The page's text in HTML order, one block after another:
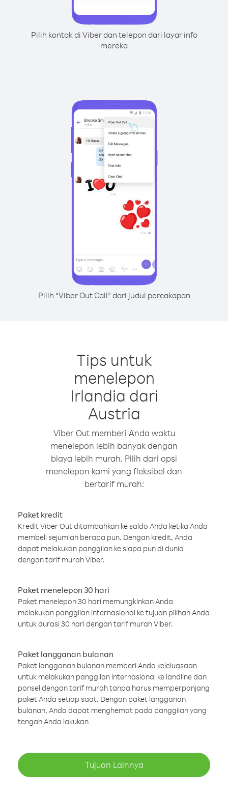
Pilih kontak di Viber dan telepon dari layar info
mereka
Pilih “Viber Out Call” dari judul percakapan
Tips untuk
menelepon
Irlandia dari
Austria
Viber Out memberi Anda waktu
menelepon lebih banyak dengan
biaya lebih murah. Pilih dari opsi
menelepon kami yang fleksibel dan
bertarif murah:
Paket kredit
Kredit Viber Out ditambahkan ke saldo Anda ketika Anda
membeli sejumlah berapa pun. Dengan kredit, Anda
dapat melakukan panggilan ke siapa pun di dunia
dengan tarif murah Viber.
Paket menelepon 30 hari
Paket menelepon 30 hari memungkinkan Anda
melakukan panggilan internasional ke tujuan pilihan Anda
untuk durasi 30 hari dengan tarif murah Viber.
Paket langganan bulanan
Paket langganan bulanan memberi Anda keleluasaan
untuk melakukan panggilan internasional ke landline dan
ponsel dengan tarif murah tanpa harus memperpanjang
paket Anda setiap saat. Dengan paket langganan
bulanan, Anda dapat menghemat pada panggilan yang
tengah Anda lakukan
Tujuan Lainnya